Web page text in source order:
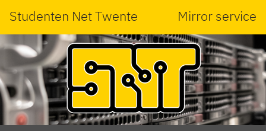
Studenten Net Twente Mirror service